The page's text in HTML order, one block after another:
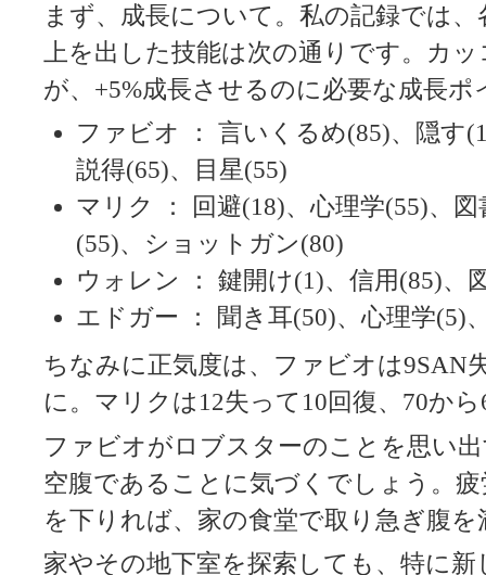
まず、成長について。私の記録では
上を出した技能は次の通りです。カ
が、+5%成長させるのに必要な成長
ファビオ ： 言いくるめ(85)、隠す
説得(65)、目星(55)
マリク ： 回避(18)、心理学(55)、
(55)、ショットガン(80)
ウォレン ： 鍵開け(1)、信用(85)、
エドガー ： 聞き耳(50)、心理学(5)
ちなみに正気度は、ファビオは9SAN
に。マリクは12失って10回復、70か
ファビオがロブスターのことを思い
空腹であることに気づくでしょう。
を下りれば、家の食堂で取り急ぎ腹
家やその地下室を探索しても、特に